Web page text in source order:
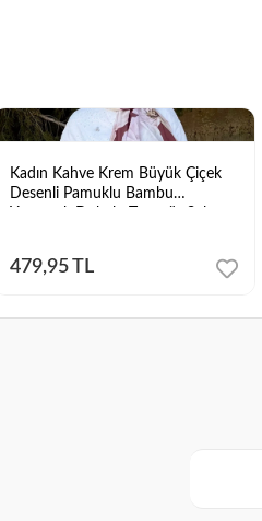
Kadın Kahve Krem Büyük Çiçek
Desenli Pamuklu Bambu
479,95 TL